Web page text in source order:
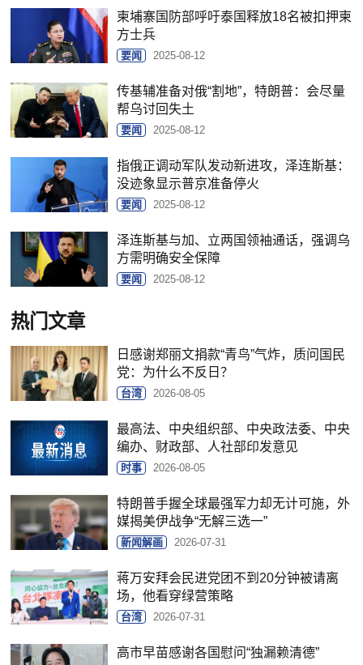
柬埔寨国防部呼吁泰国释放18名被扣押柬
方士兵
要闻 2025-08-12
传基辅准备对俄“割地”，特朗普：会尽量
帮乌讨回失土
要闻 2025-08-12
指俄正调动军队发动新进攻，泽连斯基：
没迹象显示普京准备停火
要闻 2025-08-12
泽连斯基与加、立两国领袖通话，强调乌
方需明确安全保障
要闻 2025-08-12
热门文章
日感谢郑丽文捐款“青鸟”气炸，质问国民
党：为什么不反日？
台湾 2026-08-05
最高法、中央组织部、中央政法委、中央
编办、财政部、人社部印发意见
时事 2026-08-05
特朗普手握全球最强军力却无计可施，外
媒揭美伊战争“无解三选一”
新闻解画 2026-07-31
蒋万安拜会民进党团不到20分钟被请离
场，他看穿绿营策略
台湾 2026-07-31
高市早苗感谢各国慰问“独漏赖清德”